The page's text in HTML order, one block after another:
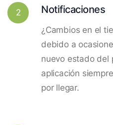
2 Notificaciones
¿Cambios en el
debido a
nuevo estado del
aplicación
por llegar.